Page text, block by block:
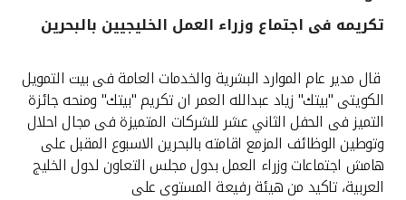
القنوات المصرفية
أدوات وخدمات
خدمات ما بعد البيع
تكريمه فى اجتماع وزراء العمل الخليجيين بالبحرين
قال مدير عام الموارد البشرية والخدمات العامة فى بيت التمويل
الكويتى "بيتك" زياد عبدالله العمر ان تكريم "بيتك" ومنحه جائزة
التميز فى الحفل الثاني عشر للشركات المتميزة فى مجال احلال
وتوطين الوظائف المزمع اقامته بالبحرين الاسبوع المقبل على
هامش اجتماعات وزراء العمل بدول مجلس التعاون لدول الخليج
العربية، تاكيد من هيئة رفيعة المستوى على